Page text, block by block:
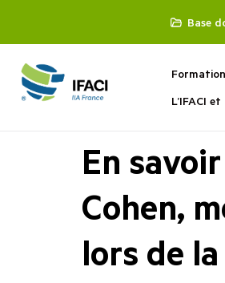
Base
Formation
L’IFACI
En
Cohen,
lors de